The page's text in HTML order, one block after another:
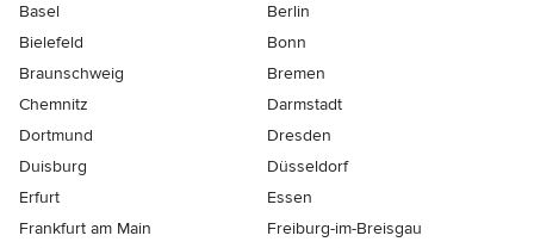
Basel
Berlin
Bielefeld
Bonn
Braunschweig
Bremen
Chemnitz
Darmstadt
Dortmund
Dresden
Duisburg
Düsseldorf
Erfurt
Essen
Frankfurt am Main
Freiburg-im-Breisgau